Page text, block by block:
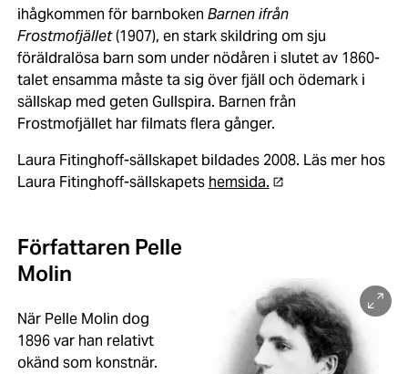
ihågkommen för barnboken Barnen ifrån
Frostmofjället(1907), en stark skildring om sju
föräldralösa barn som under nödåren i slutet av 1860-
talet ensamma måste ta sig över fjäll och ödemark i
sällskap med geten Gullspira. Barnen från
Frostmofjället har filmats flera gånger.
Laura Fitinghoff-sällskapet bildades 2008. Läs mer hos
Laura Fitinghoff-sällskapets hemsida.
Författaren Pelle
Molin
När Pelle Molin dog
1896 var han relativt
okänd som konstnär.